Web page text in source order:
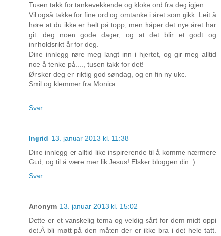
Tusen takk for tankevekkende og kloke ord fra deg igjen.
Vil også takke for fine ord og omtanke i året som gikk. Leit å
høre at du ikke er helt på topp, men håper det nye året har
gitt deg noen gode dager, og at det blir et godt og
innholdsrikt år for deg.
Dine innlegg røre meg langt inn i hjertet, og gir meg alltid
noe å tenke på...., tusen takk for det!
Ønsker deg en riktig god søndag, og en fin ny uke.
Smil og klemmer fra Monica
Svar
Ingrid 13. januar 2013 kl. 11:38
Dine innlegg er alltid like inspirerende til å komme nærmere
Gud, og til å være mer lik Jesus! Elsker bloggen din :)
Svar
Anonym 13. januar 2013 kl. 15:02
Dette er et vanskelig tema og veldig sårt for dem midt oppi
det.Å bli møtt på den måten der er ikke bra i det hele tatt.